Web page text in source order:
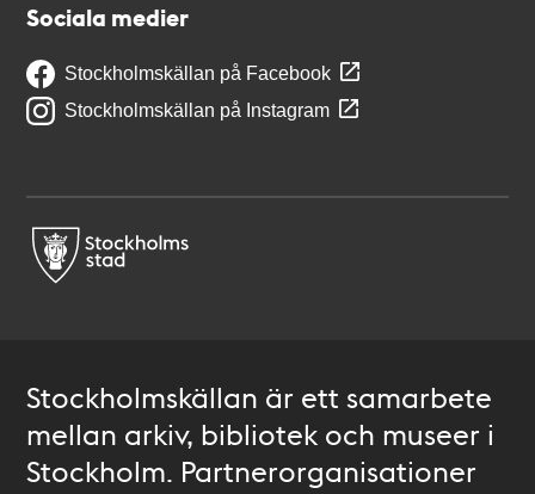
Sociala medier
Stockholmskällan på Facebook
Stockholmskällan på Instagram
Stockholmskällan är ett samarbete
mellan arkiv, bibliotek och museer i
Stockholm. Partnerorganisationer